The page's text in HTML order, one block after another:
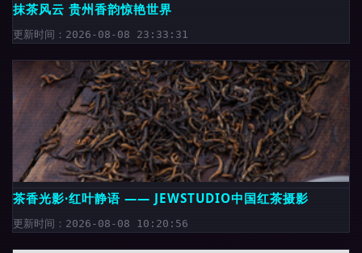
抹茶风云 贵州香韵惊艳世界
更新时间：2026-08-08 23:33:31
茶香光影·红叶静语 —— JEWSTUDIO中国红茶摄影
更新时间：2026-08-08 10:20:56